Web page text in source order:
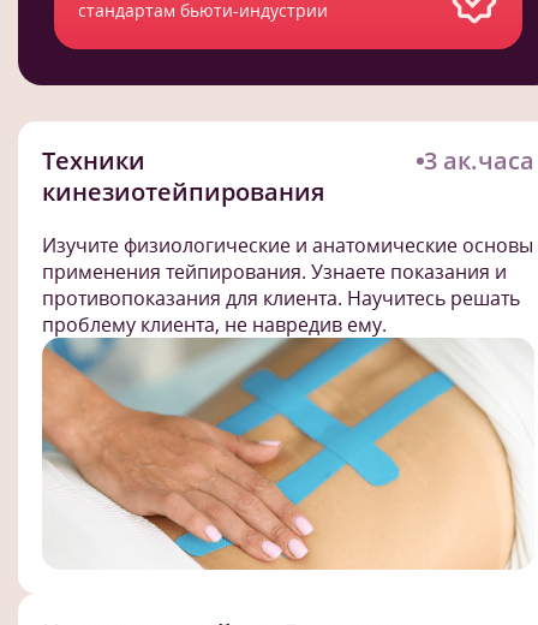
стандартам бьюти-индустрии
Техники
кинезиотейпирования
3 ак.часа
Изучите физиологические и анатомические основы
применения тейпирования. Узнаете показания и
противопоказания для клиента. Научитесь решать
проблему клиента, не навредив ему.